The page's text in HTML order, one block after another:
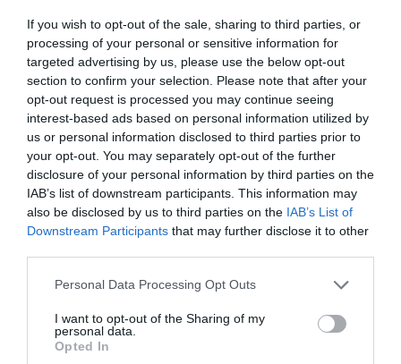
If you wish to opt-out of the sale, sharing to third parties, or
processing of your personal or sensitive information for
targeted advertising by us, please use the below opt-out
section to confirm your selection. Please note that after your
opt-out request is processed you may continue seeing
interest-based ads based on personal information utilized by
us or personal information disclosed to third parties prior to
your opt-out. You may separately opt-out of the further
disclosure of your personal information by third parties on the
IAB’s list of downstream participants. This information may
also be disclosed by us to third parties on the IAB’s List of
Downstream Participants that may further disclose it to other
Please note that this website/app uses one or more Google
not limited to your visit or usage behaviour. You may click to
grant or deny consent to Google and its third-party tags to
use your data for below specified purposes in below Google
Personal Data Processing Opt Outs
I want to opt-out of the Sharing of my
personal data.
Opted In
αλληλοεπικαλύπτονται τα νόμιμα
θαλάσσια δικαιώματά τους. Η απουσία
μιας τέτοιας οριοθέτησης σημαίνει ότι
δεν υπάρχει μια ξεκάθαρη εικόνα σε ό,τι
αφορά την έκταση των χωρικών υδάτων
της Ελλάδας και τον αντίστοιχο εναέριο
χώρο στις περιοχές αυτές, καθιστώντας
αδύνατη οποιαδήποτε αξιολόγηση των
συνολικών παραβιάσεων.
Τουρκία να επιλύσουν τα εκκρεμή διμερή
ζητήματα σε ό,τι αφορά τα θαλάσσια σύνορά
τους με ειρηνικό τρόπο και με βάση το